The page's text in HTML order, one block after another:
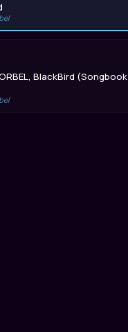
BlackBird (Songbook